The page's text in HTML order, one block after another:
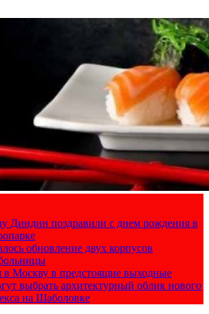
Диндин поздравили с днем рождения в
обновление двух корпусов
в Москву в предстоящие выходные
выбрать архитектурный облик нового
на Шаболовке